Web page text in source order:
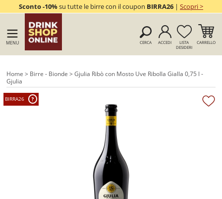
Sconto -10%su tutte le birre con il coupon BIRRA26| Scopri >
MENU CERCA ACCEDI
LISTA
DESIDERI
CARRELLO
Home > Birre - Bionde > Gjulia Ribò con Mosto Uve Ribolla Gialla 0,75 l -
Gjulia
BIRRA26